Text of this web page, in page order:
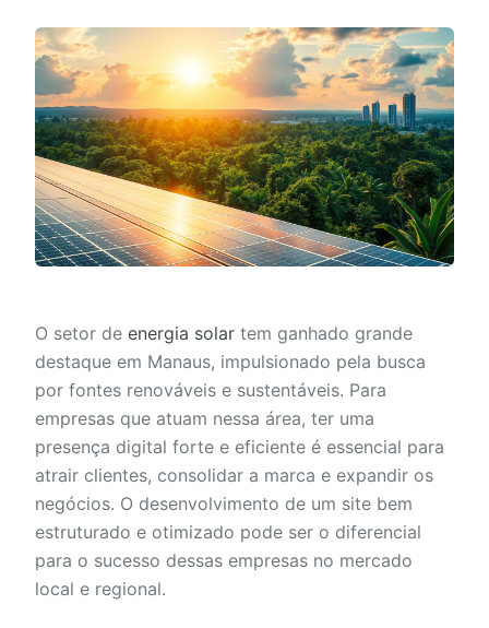
O setor de energia solar tem ganhado grande
destaque em Manaus, impulsionado pela busca
por fontes renováveis e sustentáveis. Para
empresas que atuam nessa área, ter uma
presença digital forte e eficiente é essencial para
atrair clientes, consolidar a marca e expandir os
negócios. O desenvolvimento de um site bem
estruturado e otimizado pode ser o diferencial
para o sucesso dessas empresas no mercado
local e regional.